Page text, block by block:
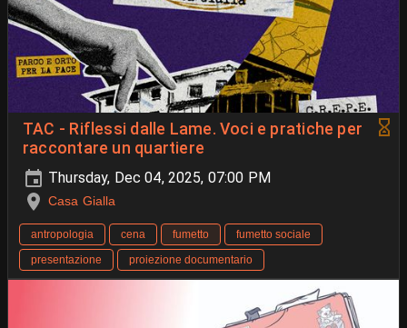
TAC - Riflessi dalle Lame. Voci e pratiche per
raccontare un quartiere
Thursday, Dec 04, 2025, 07:00 PM
Casa Gialla
antropologia cena fumetto
fumetto sociale
presentazione
proiezione documentario